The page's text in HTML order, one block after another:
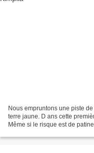
Nous empruntons une piste
terre jaune. D ans cette
Même si le risque est de